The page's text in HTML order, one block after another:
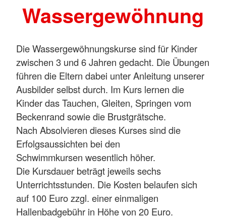
Wassergewöhnung
Die Wassergewöhnungskurse sind für Kinder
zwischen 3 und 6 Jahren gedacht. Die Übungen
führen die Eltern dabei unter Anleitung unserer
Ausbilder selbst durch. Im Kurs lernen die
Kinder das Tauchen, Gleiten, Springen vom
Beckenrand sowie die Brustgrätsche.
Nach Absolvieren dieses Kurses sind die
Erfolgsaussichten bei den
Schwimmkursen wesentlich höher.
Die Kursdauer beträgt jeweils sechs
Unterrichtsstunden. Die Kosten belaufen sich
auf 100 Euro zzgl. einer einmaligen
Hallenbadgebühr in Höhe von 20 Euro.